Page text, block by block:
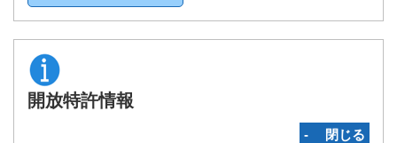
開放特許情報
‐ 閉じる